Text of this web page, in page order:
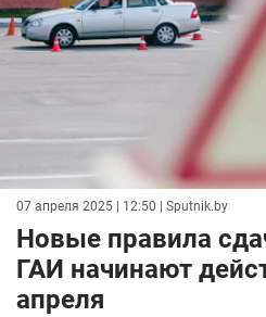
07 апреля 2025 | 12:50 | Sputnik.by
Новые правила
ГАИ начинают
апреля